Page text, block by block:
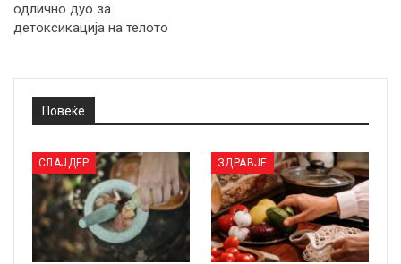
одлично дуо за
детоксикација на телото
Повеќе
СЛАЈДЕР ЗДРАВЈЕ